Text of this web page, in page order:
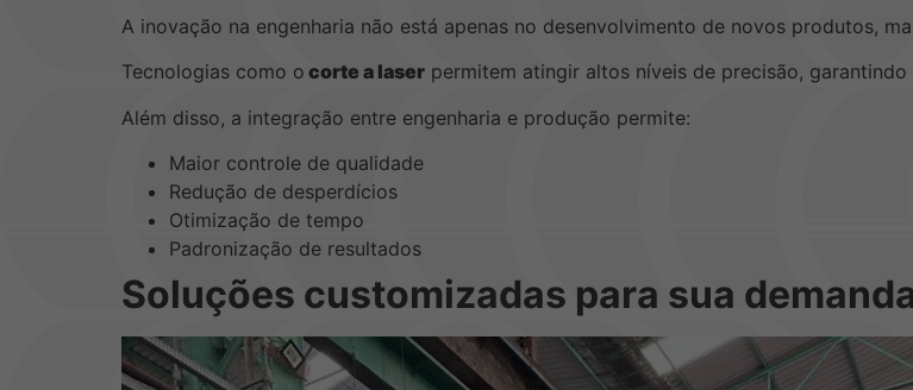
A inovação na engenharia não está apenas no desenvolvimento de novos produtos,
Tecnologias como o corte a laser permitem atingir altos níveis de precisão,
Além disso, a integração entre engenharia e produção permite:
Maior controle de qualidade
Redução de desperdícios
Otimização de tempo
Padronização de resultados
Soluções customizadas para sua